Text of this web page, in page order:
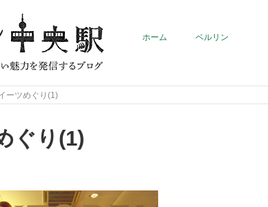
ホーム ベルリン
ーツめぐり(1)
ぐり(1)